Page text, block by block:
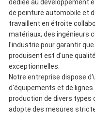
dédiée au développement
de peinture automobile et
travaillent en étroite
matériaux, des ingénieurs
l'industrie pour garantir
produisent est d'une
exceptionnelles.
Notre entreprise dispose
d'équipements et de
production de divers types
adopte des mesures